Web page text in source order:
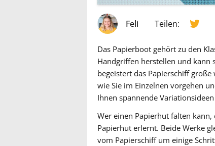
Feli Teilen:
Das Papierboot gehört zu den
Handgriffen herstellen und kann
begeistert das Papierschiff
wie Sie im Einzelnen vorgehen
Ihnen spannende
Wer einen Papierhut falten
Papierhut erlernt. Beide Werke
vom Papierschiff um einige